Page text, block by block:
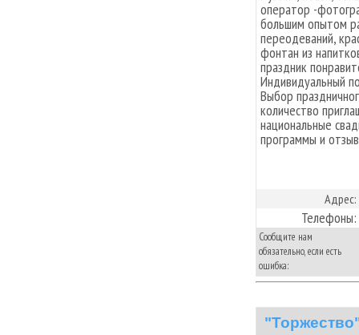
оператор -
большим опытом
переодеваний,
фонтан из
праздник
Индивидуальный
Выбор
количество
национальные
программы и
Адрес:
Телефоны:
Сообщите нам
обязательно, если есть
ошибка: